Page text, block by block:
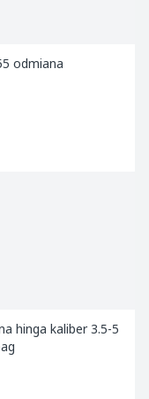
odmiana
hinga kaliber 3.5-5